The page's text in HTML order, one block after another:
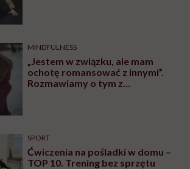
MINDFULNESS
„Jestem w związku, ale mam
ochotę romansować z innymi”.
Rozmawiamy o tym z
SPORT
Ćwiczenia na pośladki w domu –
TOP 10. Trening bez sprzętu